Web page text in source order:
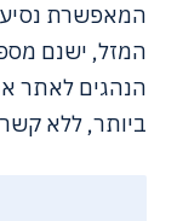
המאפשרת
המזל, ישנם
הנהגים לאתר
ביותר, ללא